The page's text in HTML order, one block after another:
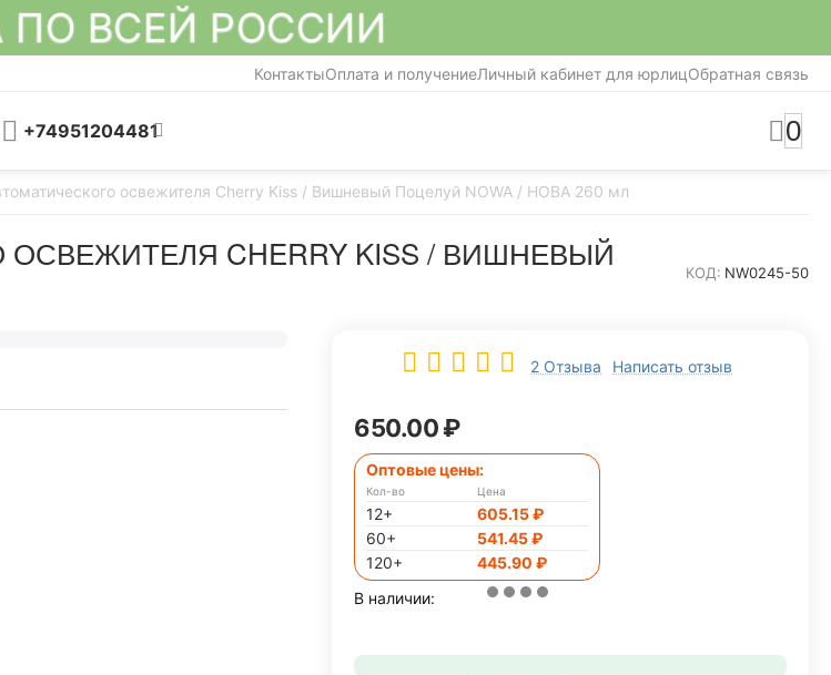
ПО ВСЕЙ РОССИИ
КонтактыОплата и получениеЛичный кабинет для юрлицОбратная связь
+74951204481 0
освежителя Cherry Kiss / Вишневый Поцелуй NOWA / НОВА 260 мл
CHERRY KISS / ВИШНЕВЫЙ
КОД: NW0245-50
2 Отзыва Написать отзыв
650.00₽
Оптовые цены:
Кол-во
12+
60+
120+
Цена
605.15₽
541.45₽
445.90 ₽
В наличии: